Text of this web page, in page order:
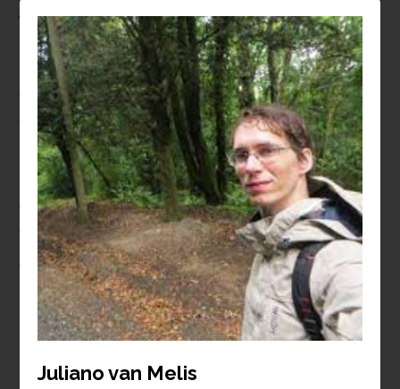
Juliano van Melis
associados do Brasil e do exterior.
Atualmente,
aproximadamente70%da
nossa equipe é composta por
mulheres (considerando
estagiários, alunos de
treinamento técnico, pós
graduandos e post-docs).
Nossa Equipe